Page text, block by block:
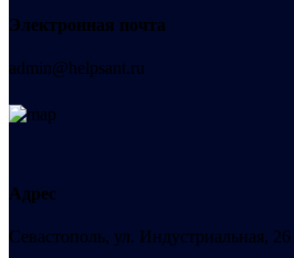
Электронная почта
admin@helpsant.ru
Адрес
Севастополь, ул. Индустриальная, 26